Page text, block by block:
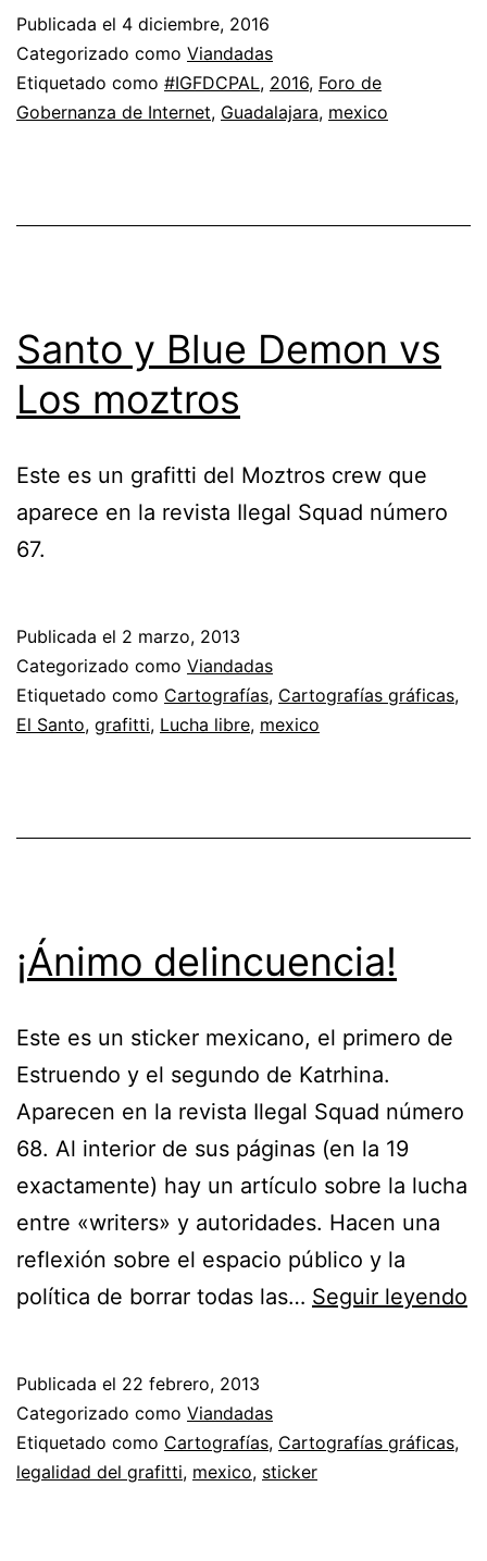
Gobernanza
de
Internet
delegación
de
bibliotecarios
Publicada el 4 diciembre, 2016
Categorizado como Viandadas
Etiquetado como #IGFDCPAL, 2016, Foro de
Gobernanza de Internet, Guadalajara, mexico
Santo y Blue Demon vs
Los moztros
Este es un grafitti del Moztros crew que
aparece en la revista Ilegal Squad número
67.
Publicada el 2 marzo, 2013
Categorizado como Viandadas
Etiquetado como Cartografías, Cartografías gráficas,
El Santo, grafitti, Lucha libre, mexico
¡Ánimo delincuencia!
Este es un sticker mexicano, el primero de
Estruendo y el segundo de Katrhina.
Aparecen en la revista Ilegal Squad número
68. Al interior de sus páginas (en la 19
exactamente) hay un artículo sobre la lucha
entre «writers» y autoridades. Hacen una
reflexión sobre el espacio público y la
política de borrar todas las… Seguir leyendo
Publicada el 22 febrero, 2013
Categorizado como Viandadas
Etiquetado como Cartografías, Cartografías gráficas,
legalidad del grafitti, mexico, sticker